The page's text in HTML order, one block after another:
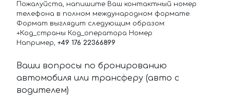
Пожалуйста, напишите Ваш контактный номер
телефона в полном международном формате.
Формат выглядит следующим образом:
+Код_страны Код_оператора Номер
Например, +49 176 22366899
Ваши вопросы по бронированию
автомобиля или трансферу (авто с
водителем)